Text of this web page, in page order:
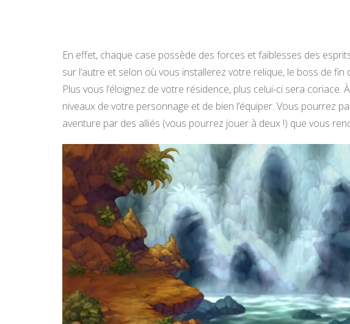
En effet, chaque case possède des forces et faiblesses des
sur l’autre et selon où vous installerez votre relique, le boss de
Plus vous l’éloignez de votre résidence, plus celui-ci sera coriace.
niveaux de votre personnage et de bien l’équiper. Vous pourrez
aventure par des alliés (vous pourrez jouer à deux !) que vous